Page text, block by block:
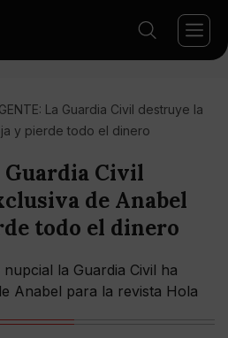
La Guardia Civil destruye la
y pierde todo el dinero
Guardia Civil
de Anabel
todo el dinero
la Guardia Civil ha
Anabel para la revista Hola